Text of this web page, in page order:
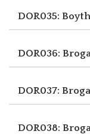
DOR035:
DOR036:
DOR037:
DOR038: